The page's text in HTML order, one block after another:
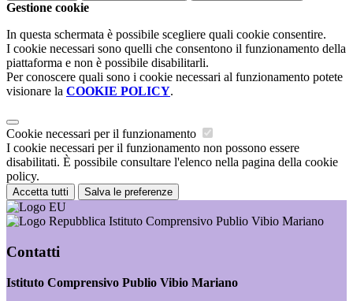
Gestione cookie
In questa schermata è possibile scegliere quali cookie consentire.
I cookie necessari sono quelli che consentono il funzionamento della
piattaforma e non è possibile disabilitarli.
Per conoscere quali sono i cookie necessari al funzionamento potete
visionare la COOKIE POLICY.
Cookie necessari per il funzionamento
I cookie necessari per il funzionamento non possono essere
disabilitati. È possibile consultare l'elenco nella pagina della cookie
policy.
Accetta tutti Salva le preferenze
Istituto Comprensivo Publio Vibio Mariano
Contatti
Istituto Comprensivo Publio Vibio Mariano